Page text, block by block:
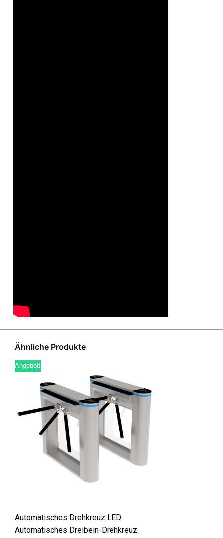
Ähnliche Produkte
Angebot!
Automatisches Drehkreuz LED
Automatisches Dreibein-Drehkreuz